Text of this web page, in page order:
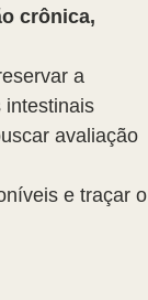
crônica,
a
intestinais
avaliação
e traçar o